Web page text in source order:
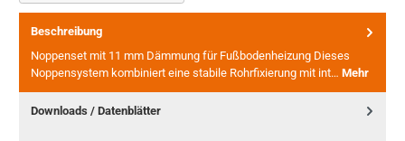
Beschreibung
Noppenset mit 11 mm Dämmung für Fußbodenheizung Dieses
Noppensystem kombiniert eine stabile Rohrfixierung mit int… Mehr
Downloads / Datenblätter